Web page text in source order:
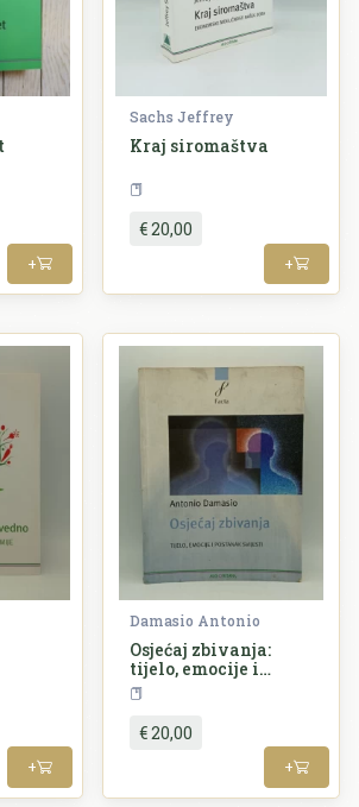
+
Sachs Jeffrey
Kraj siromaštva
€ 20,00
+
+
Damasio Antonio
Osjećaj zbivanja:
tijelo, emocije i
postanak svijesti
€ 20,00
+